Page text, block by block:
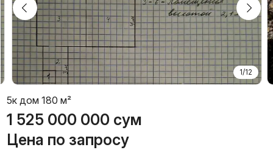
1/12
5к дом 180 м²
1 525 000 000 сум
Цена по запросу